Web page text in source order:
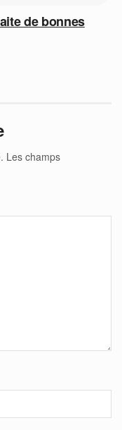
de bonnes
Les champs